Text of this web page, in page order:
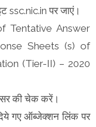
ssc.nic.in पर जाएं।
Tentative Answer
Sheets (s) of
(Tier-II) – 2020
की चेक करें।
गए ऑब्‍जेक्‍शन लिंक पर